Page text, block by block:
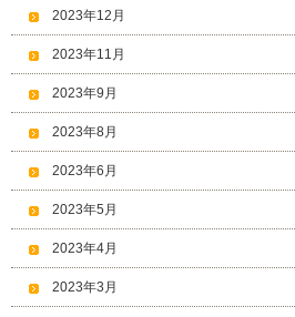
2023年12月
2023年11月
2023年9月
2023年8月
2023年6月
2023年5月
2023年4月
2023年3月